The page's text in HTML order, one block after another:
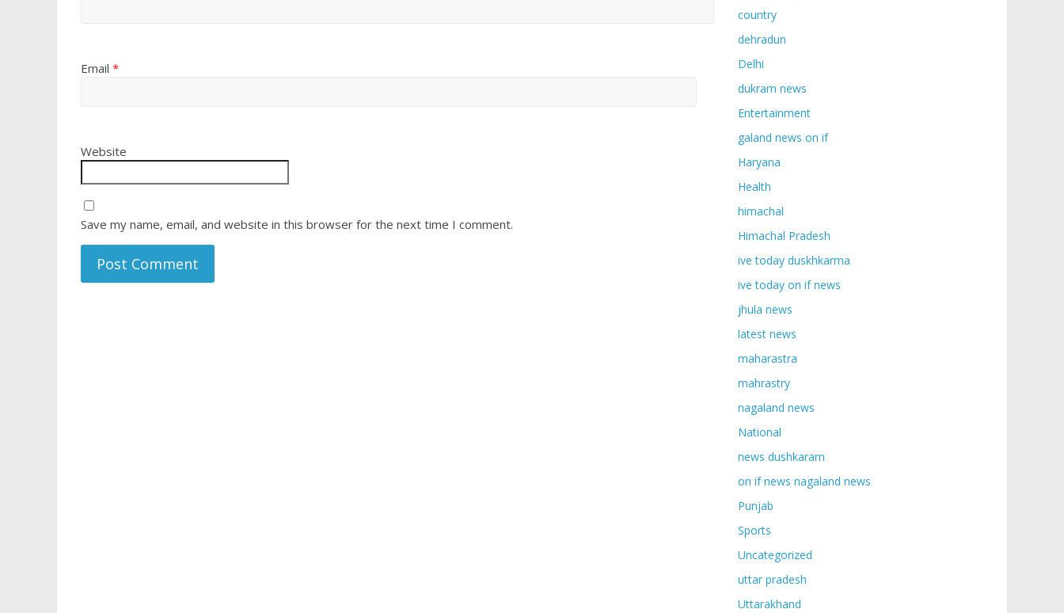
Email *
Website
Save my name, email, and website in this browser for the next time I comment.
country
dehradun
Delhi
dukram news
Entertainment
galand news on if
Haryana
Health
himachal
Himachal Pradesh
ive today duskhkarma
ive today on if news
jhula news
latest news
maharastra
mahrastry
nagaland news
National
news dushkaram
on if news nagaland news
Punjab
Sports
Uncategorized
uttar pradesh
Uttarakhand